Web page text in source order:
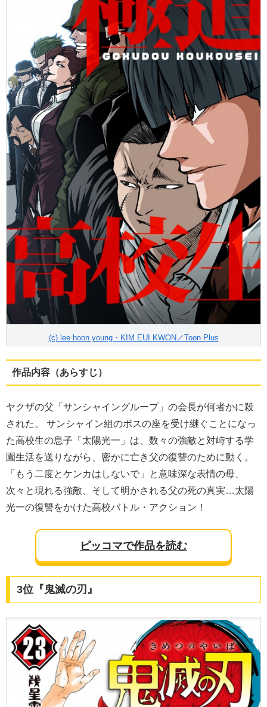
(c) lee hoon young・KIM EUI KWON／Toon Plus
作品内容（あらすじ）
ヤクザの父「サンシャイングループ」の会長が何者かに殺
された。 サンシャイン組のボスの座を受け継ぐことになっ
た高校生の息子「太陽光一」は、数々の強敵と対峙する学
園生活を送りながら、密かに亡き父の復讐のために動く。
「もう二度とケンカはしないで」と意味深な表情の母、
次々と現れる強敵、そして明かされる父の死の真実…太陽
光一の復讐をかけた高校バトル・アクション！
ピッコマで作品を読む
3位『鬼滅の刃』